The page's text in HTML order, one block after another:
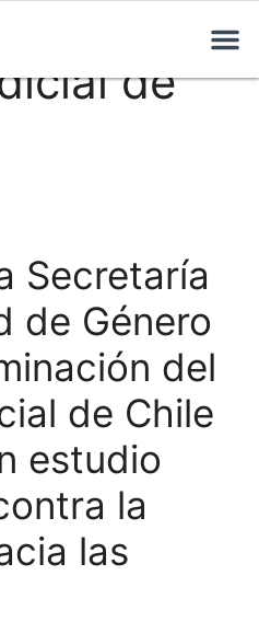
de
Secretaría
de Género
del
de Chile
estudio
la
las